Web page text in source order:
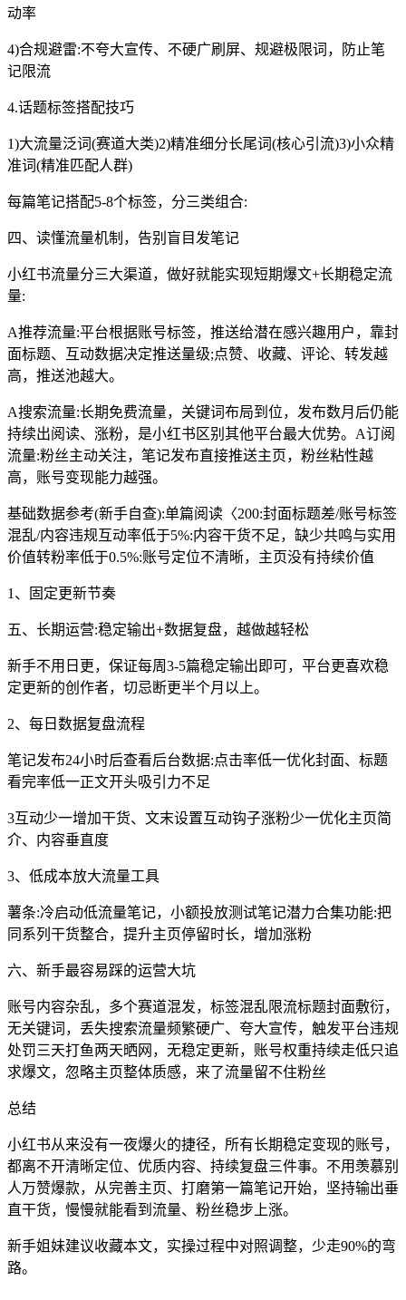
动率
4)合规避雷:不夸大宣传、不硬广刷屏、规避极限词，防止笔
记限流
4.话题标签搭配技巧
1)大流量泛词(赛道大类)2)精准细分长尾词(核心引流)3)小众精
准词(精准匹配人群)
每篇笔记搭配5-8个标签，分三类组合:
四、读懂流量机制，告别盲目发笔记
小红书流量分三大渠道，做好就能实现短期爆文+长期稳定流
量:
A推荐流量:平台根据账号标签，推送给潜在感兴趣用户，靠封
面标题、互动数据决定推送量级;点赞、收藏、评论、转发越
高，推送池越大。
A搜索流量:长期免费流量，关键词布局到位，发布数月后仍能
持续出阅读、涨粉，是小红书区别其他平台最大优势。A订阅
流量:粉丝主动关注，笔记发布直接推送主页，粉丝粘性越
高，账号变现能力越强。
基础数据参考(新手自查):单篇阅读〈200:封面标题差/账号标签
混乱/内容违规互动率低于5%:内容干货不足，缺少共鸣与实用
价值转粉率低于0.5%:账号定位不清晰，主页没有持续价值
1、固定更新节奏
五、长期运营:稳定输出+数据复盘，越做越轻松
新手不用日更，保证每周3-5篇稳定输出即可，平台更喜欢稳
定更新的创作者，切忌断更半个月以上。
2、每日数据复盘流程
笔记发布24小时后查看后台数据:点击率低一优化封面、标题
看完率低一正文开头吸引力不足
3互动少一增加干货、文末设置互动钩子涨粉少一优化主页简
介、内容垂直度
3、低成本放大流量工具
薯条:冷启动低流量笔记，小额投放测试笔记潜力合集功能:把
同系列干货整合，提升主页停留时长，增加涨粉
六、新手最容易踩的运营大坑
账号内容杂乱，多个赛道混发，标签混乱限流标题封面敷衍，
无关键词，丢失搜索流量频繁硬广、夸大宣传，触发平台违规
处罚三天打鱼两天晒网，无稳定更新，账号权重持续走低只追
求爆文，忽略主页整体质感，来了流量留不住粉丝
总结
小红书从来没有一夜爆火的捷径，所有长期稳定变现的账号，
都离不开清晰定位、优质内容、持续复盘三件事。不用羡慕别
人万赞爆款，从完善主页、打磨第一篇笔记开始，坚持输出垂
直干货，慢慢就能看到流量、粉丝稳步上涨。
新手姐妹建议收藏本文，实操过程中对照调整，少走90%的弯
路。